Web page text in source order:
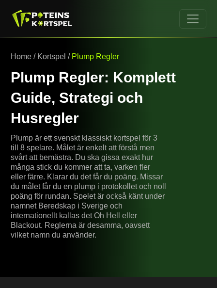
Home / Kortspel / Plump Regler
Plump Regler: Komplett
Guide, Strategi och
Husregler
Plump är ett svenskt klassiskt kortspel för 3
till 8 spelare. Målet är enkelt att förstå men
svårt att bemästra. Du ska gissa exakt hur
många stick du kommer att ta, varken fler
eller färre. Klarar du det får du poäng. Missar
du målet får du en plump i protokollet och noll
poäng för rundan. Spelet är också känt under
namnet Beredskap i Sverige och
internationellt kallas det Oh Hell eller
Blackout. Reglerna är desamma, oavsett
vilket namn du använder.